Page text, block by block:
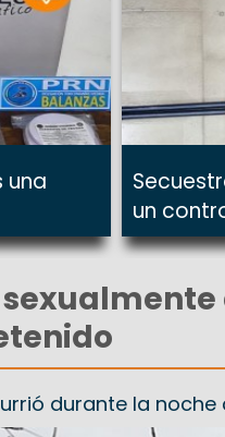
una
un
durante la